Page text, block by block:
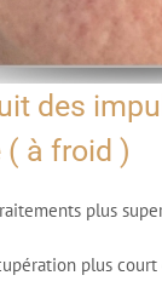
des
à froid )
plus
plus